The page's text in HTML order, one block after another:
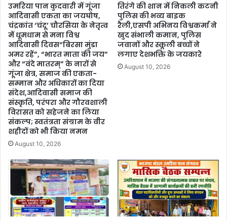
उमरिया पान कुदवारी में गूंजा
आदिवासी एकता का जयघोष,
चंद्रकांत ‘चंदू’ चौरसिया के नेतृत्व
में धूमधाम से मना विश्व
आदिवासी दिवस“बिरसा मुंडा
अमर रहें”, “भारत माता की जय”
और “वंदे मातरम्” के नारों से
गूंजा क्षेत्र, समाज की एकता-
सम्मान और अधिकारों का दिया
संदेश,आदिवासी समाज की
संस्कृति, परंपरा और गौरवशाली
विरासत को सहेजने का लिया
संकल्प; स्वतंत्रता संग्राम के वीर
शहीदों को भी किया नमन
August 10, 2026
तिरंगे की शान में निकली कटनी
पुलिस की भव्य बाइक
रैली,एसपी अभिनय विश्वकर्मा ने
खुद संभाली कमान, पुलिस
जवानों और स्कूली बच्चों ने
लगाए देशभक्ति के जयकारे
August 10, 2026